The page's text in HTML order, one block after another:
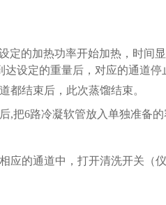
设定的加热功率开始加热，时间
达设定的重量后，对应的通道
都结束后，此次蒸馏结束。
,把6路冷凝软管放入单独准备
应的通道中，打开清洗开关（